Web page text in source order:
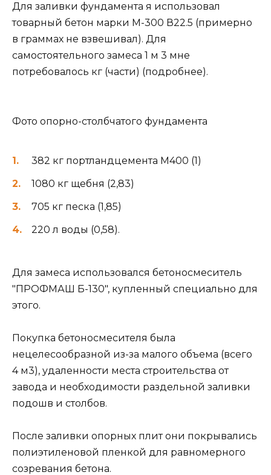
Для заливки фундамента я использовал
товарный бетон марки М-300 В22.5 (примерно
в граммах не взвешивал). Для
самостоятельного замеса 1 м 3 мне
потребовалось кг (части) (подробнее).
Фото опорно-столбчатого фундамента
382 кг портландцемента М400 (1)
1080 кг щебня (2,83)
705 кг песка (1,85)
220 л воды (0,58).
Для замеса использовался бетоносмеситель
"ПРОФМАШ Б-130", купленный специально для
этого.
Покупка бетоносмесителя была
нецелесообразной из-за малого объема (всего
4 м3), удаленности места строительства от
завода и необходимости раздельной заливки
подошв и столбов.
После заливки опорных плит они покрывались
полиэтиленовой пленкой для равномерного
созревания бетона.